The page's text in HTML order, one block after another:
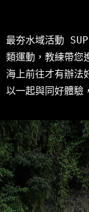
最夯水域活動
類運動，教練帶您
海上前往才有辦法
以一起與同好體驗